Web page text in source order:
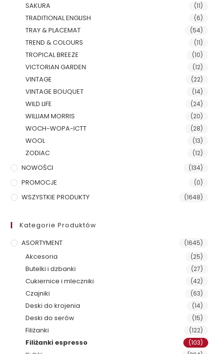
SAKURA (11)
TRADITIONAL ENGLISH (6)
TRAY & PLACEMAT (54)
TREND & COLOURS (11)
TROPICAL BREEZE (10)
VICTORIAN GARDEN (12)
VINTAGE (22)
VINTAGE BOUQUET (14)
WILD LIFE (24)
WILLIAM MORRIS (20)
WOCH-WOPA-ICTT (28)
WOOL (13)
ZODIAC (12)
NOWOŚCI (134)
PROMOCJE (0)
WSZYSTKIE PRODUKTY (1648)
Kategorie Produktów
ASORTYMENT
(1645)
Akcesoria (25)
Butelki i dzbanki (27)
Cukiernice i mleczniki (42)
Czajniki (63)
Deski do krojenia (14)
Deski do serów (15)
Filiżanki (122)
Filiżanki espresso (103)